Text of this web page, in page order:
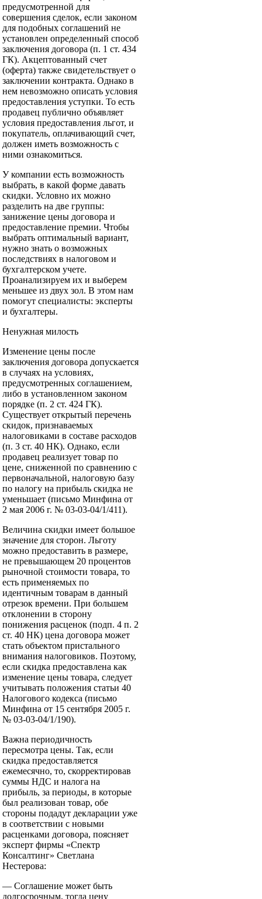
предусмотренной для
совершения сделок, если законом
для подобных соглашений не
установлен определенный способ
заключения договора (п. 1 ст. 434
ГК). Акцептованный счет
(оферта) также свидетельствует о
заключении контракта. Однако в
нем невозможно описать условия
предоставления уступки. То есть
продавец публично объявляет
условия предоставления льгот, и
покупатель, оплачивающий счет,
должен иметь возможность с
ними ознакомиться.
У компании есть возможность
выбрать, в какой форме давать
скидки. Условно их можно
разделить на две группы:
занижение цены договора и
предоставление премии. Чтобы
выбрать оптимальный вариант,
нужно знать о возможных
последствиях в налоговом и
бухгалтерском учете.
Проанализируем их и выберем
меньшее из двух зол. В этом нам
помогут специалисты: эксперты
и бухгалтеры.
Ненужная милость
Изменение цены после
заключения договора допускается
в случаях на условиях,
предусмотренных соглашением,
либо в установленном законом
порядке (п. 2 ст. 424 ГК).
Существует открытый перечень
скидок, признаваемых
налоговиками в составе расходов
(п. 3 ст. 40 НК). Однако, если
продавец реализует товар по
цене, сниженной по сравнению с
первоначальной, налоговую базу
по налогу на прибыль скидка не
уменьшает (письмо Минфина от
2 мая 2006 г. № 03-03-04/1/411).
Величина скидки имеет большое
значение для сторон. Льготу
можно предоставить в размере,
не превышающем 20 процентов
рыночной стоимости товара, то
есть применяемых по
идентичным товарам в данный
отрезок времени. При большем
отклонении в сторону
понижения расценок (подп. 4 п. 2
ст. 40 НК) цена договора может
стать объектом пристального
внимания налоговиков. Поэтому,
если скидка предоставлена как
изменение цены товара, следует
учитывать положения статьи 40
Налогового кодекса (письмо
Минфина от 15 сентября 2005 г.
№ 03-03-04/1/190).
Важна периодичность
пересмотра цены. Так, если
скидка предоставляется
ежемесячно, то, скорректировав
суммы НДС и налога на
прибыль, за периоды, в которые
был реализован товар, обе
стороны подадут декларации уже
в соответствии с новыми
расценками договора, поясняет
эксперт фирмы «Спектр
Консалтинг» Светлана
Нестерова:
— Соглашение может быть
долгосрочным, тогда цену